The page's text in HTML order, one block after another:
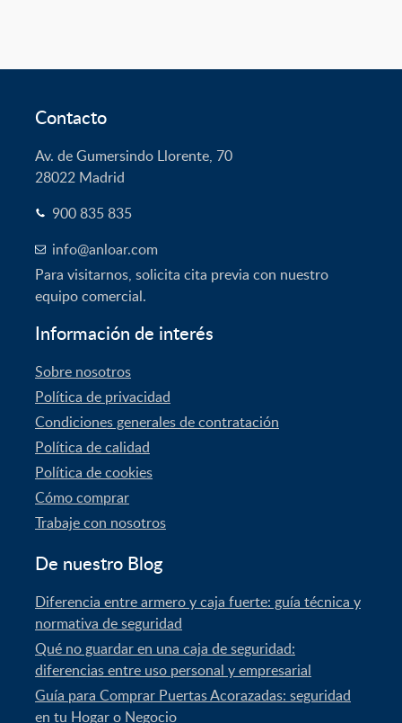
Contacto
Av. de Gumersindo Llorente, 70
28022 Madrid
900 835 835
info@anloar.com
Para visitarnos, solicita cita previa con nuestro
equipo comercial.
Información de interés
Sobre nosotros
Política de privacidad
Condiciones generales de contratación
Política de calidad
Política de cookies
Cómo comprar
Trabaje con nosotros
De nuestro Blog
Diferencia entre armero y caja fuerte: guía técnica y
normativa de seguridad
Qué no guardar en una caja de seguridad:
diferencias entre uso personal y empresarial
Guía para Comprar Puertas Acorazadas: seguridad
en tu Hogar o Negocio